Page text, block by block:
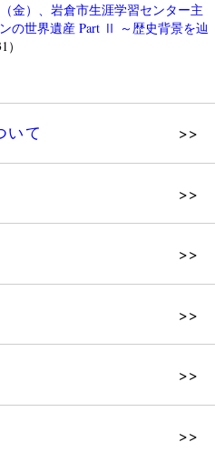
（金）、岩倉市生涯学習センター主
の世界遺産 Part Ⅱ ～歴史背景を辿
）
いて
公認団体